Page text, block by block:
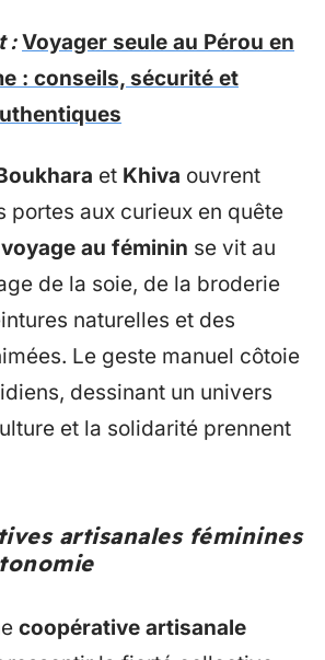
: Voyager seule au Pérou en
: conseils, sécurité et
et Khiva ouvrent
portes aux curieux en quête
voyage au féminin se vit au
de la soie, de la broderie
naturelles et des
Le geste manuel côtoie
dessinant un univers
et la solidarité prennent
artisanales féminines
coopérative artisanale